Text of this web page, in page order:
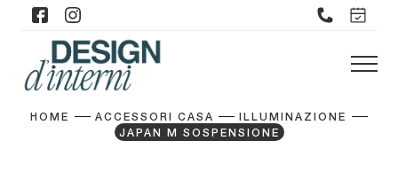
HOME ACCESSORI CASA
ILLUMINAZIONE
JAPAN M SOSPENSIONE